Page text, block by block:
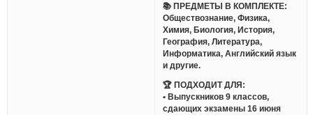
📚 ПРЕДМЕТЫ В КОМПЛЕКТЕ:
Обществознание, Физика,
Химия, Биология, История,
География, Литература,
Информатика, Английский язык
и другие.
🏆 ПОДХОДИТ ДЛЯ:
• Выпускников 9 классов,
сдающих экзамены 16 июня